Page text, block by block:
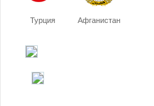
Турция Афганистан